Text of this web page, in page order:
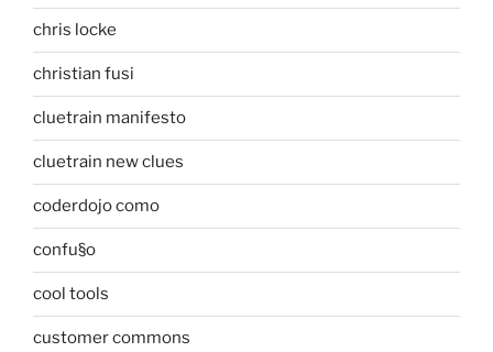
chris locke
christian fusi
cluetrain manifesto
cluetrain new clues
coderdojo como
confu§o
cool tools
customer commons